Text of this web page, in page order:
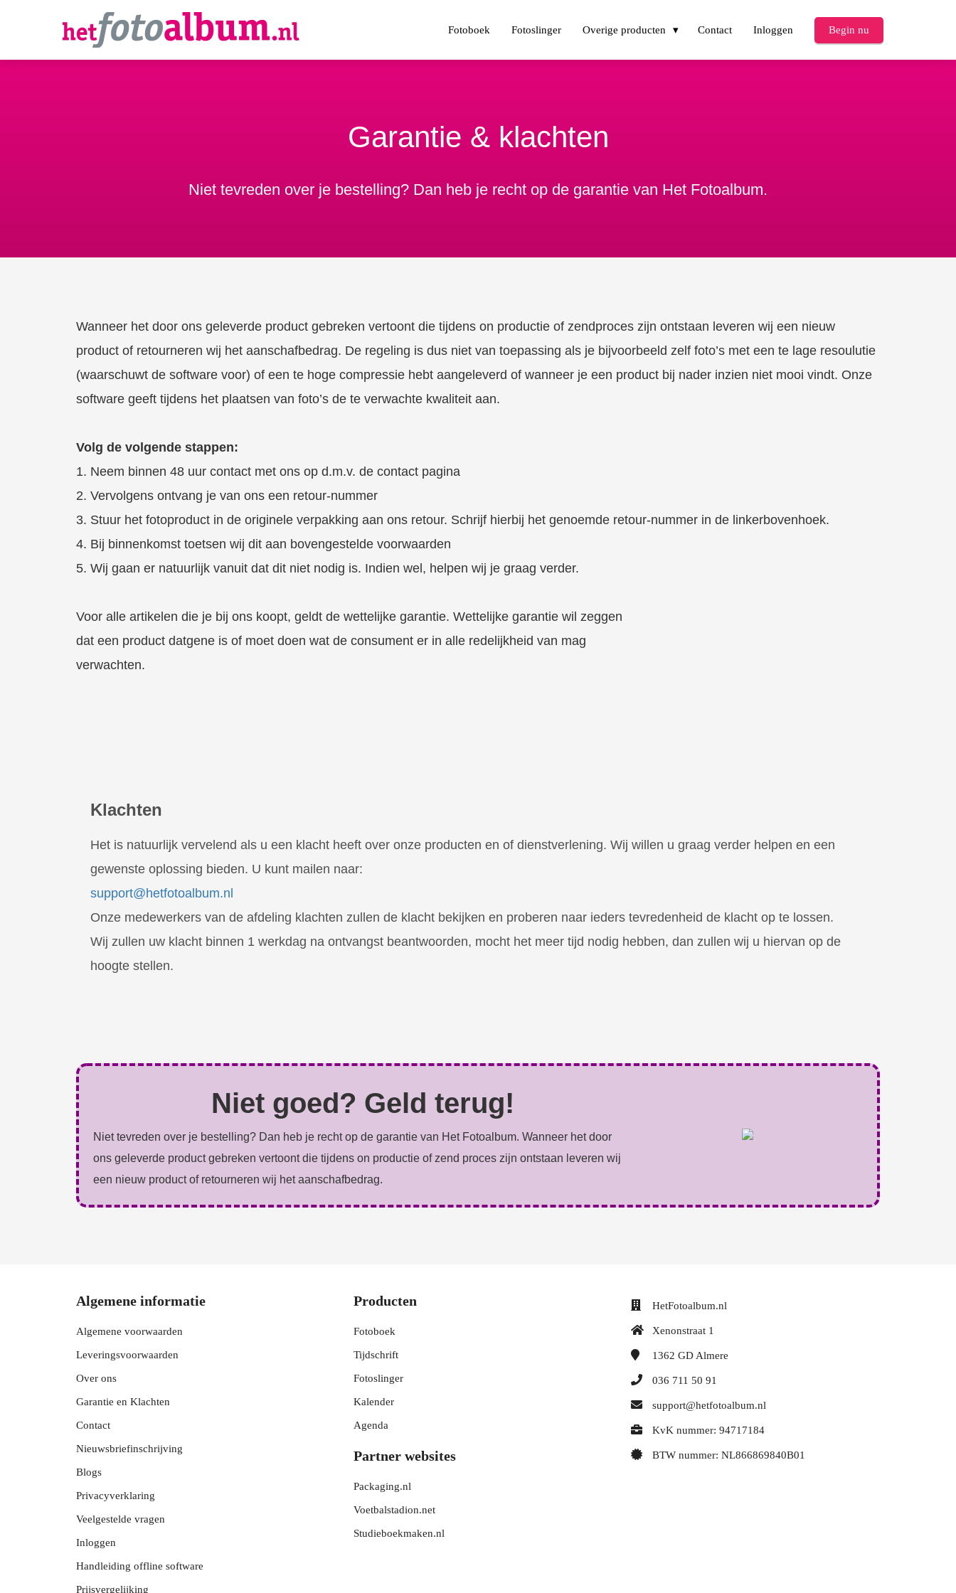
Fotoboek Fotoslinger Overige producten Contact Inloggen Begin nu
Garantie & klachten
Niet tevreden over je bestelling? Dan heb je recht op de garantie van Het Fotoalbum.
Wanneer het door ons geleverde product gebreken vertoont die tijdens on productie of zendproces zijn ontstaan leveren wij een nieuw
product of retourneren wij het aanschafbedrag. De regeling is dus niet van toepassing als je bijvoorbeeld zelf foto’s met een te lage resoulutie
(waarschuwt de software voor) of een te hoge compressie hebt aangeleverd of wanneer je een product bij nader inzien niet mooi vindt. Onze
software geeft tijdens het plaatsen van foto’s de te verwachte kwaliteit aan.
Volg de volgende stappen:
1. Neem binnen 48 uur contact met ons op d.m.v. de contact pagina
2. Vervolgens ontvang je van ons een retour-nummer
3. Stuur het fotoproduct in de originele verpakking aan ons retour. Schrijf hierbij het genoemde retour-nummer in de linkerbovenhoek.
4. Bij binnenkomst toetsen wij dit aan bovengestelde voorwaarden
5. Wij gaan er natuurlijk vanuit dat dit niet nodig is. Indien wel, helpen wij je graag verder.
Voor alle artikelen die je bij ons koopt, geldt de wettelijke garantie. Wettelijke garantie wil zeggen
dat een product datgene is of moet doen wat de consument er in alle redelijkheid van mag
verwachten.
Klachten
Het is natuurlijk vervelend als u een klacht heeft over onze producten en of dienstverlening. Wij willen u graag verder helpen en een
gewenste oplossing bieden. U kunt mailen naar:
support@hetfotoalbum.nl
Onze medewerkers van de afdeling klachten zullen de klacht bekijken en proberen naar ieders tevredenheid de klacht op te lossen.
Wij zullen uw klacht binnen 1 werkdag na ontvangst beantwoorden, mocht het meer tijd nodig hebben, dan zullen wij u hiervan op de
hoogte stellen.
Niet goed? Geld terug!
Niet tevreden over je bestelling? Dan heb je recht op de garantie van Het Fotoalbum. Wanneer het door
ons geleverde product gebreken vertoont die tijdens on productie of zend proces zijn ontstaan leveren wij
een nieuw product of retourneren wij het aanschafbedrag.
Algemene informatie
Algemene voorwaarden
Leveringsvoorwaarden
Over ons
Garantie en Klachten
Contact
Nieuwsbriefinschrijving
Blogs
Privacyverklaring
Veelgestelde vragen
Inloggen
Handleiding offline software
Prijsvergelijking
Producten
Fotoboek
Tijdschrift
Fotoslinger
Kalender
Agenda
Partner websites
Packaging.nl
Voetbalstadion.net
Studieboekmaken.nl
HetFotoalbum.nl
Xenonstraat 1
1362 GD Almere
036 711 50 91
support@hetfotoalbum.nl
KvK nummer: 94717184
BTW nummer: NL866869840B01